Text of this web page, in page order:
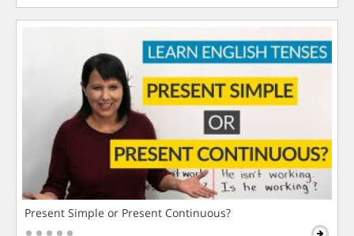
Present Simple or Present Continuous?